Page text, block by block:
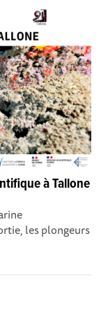
à Tallone
les plongeurs